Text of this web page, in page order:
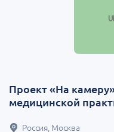
Проект «На
медицинской
Россия, Москва